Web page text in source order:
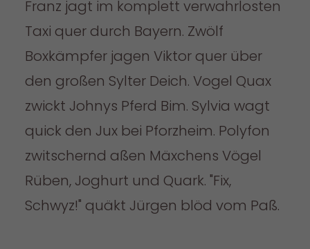
Franz jagt im komplett verwahrlosten
Taxi quer durch Bayern. Zwölf
Boxkämpfer jagen Viktor quer über
den großen Sylter Deich. Vogel Quax
zwickt Johnys Pferd Bim. Sylvia wagt
quick den Jux bei Pforzheim. Polyfon
zwitschernd aßen Mäxchens Vögel
Rüben, Joghurt und Quark. "Fix,
Schwyz!" quäkt Jürgen blöd vom Paß.